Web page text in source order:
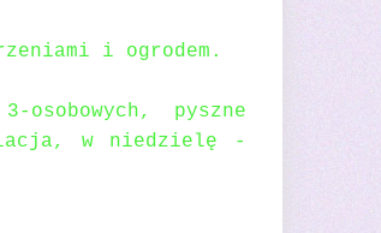
i ogrodem.
pyszne
w niedzielę -